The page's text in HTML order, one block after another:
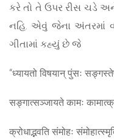
કરે તો તે ઉપર રીસ ચડે
નહિ. એવું જેના અંતરમાં
ગીતામાં કહ્યું છે જે
“ध्यायतो विषयान् पुंसः
सङ्गात्सञ्जायते कामः
क्रोधाद्भवति संमोहः